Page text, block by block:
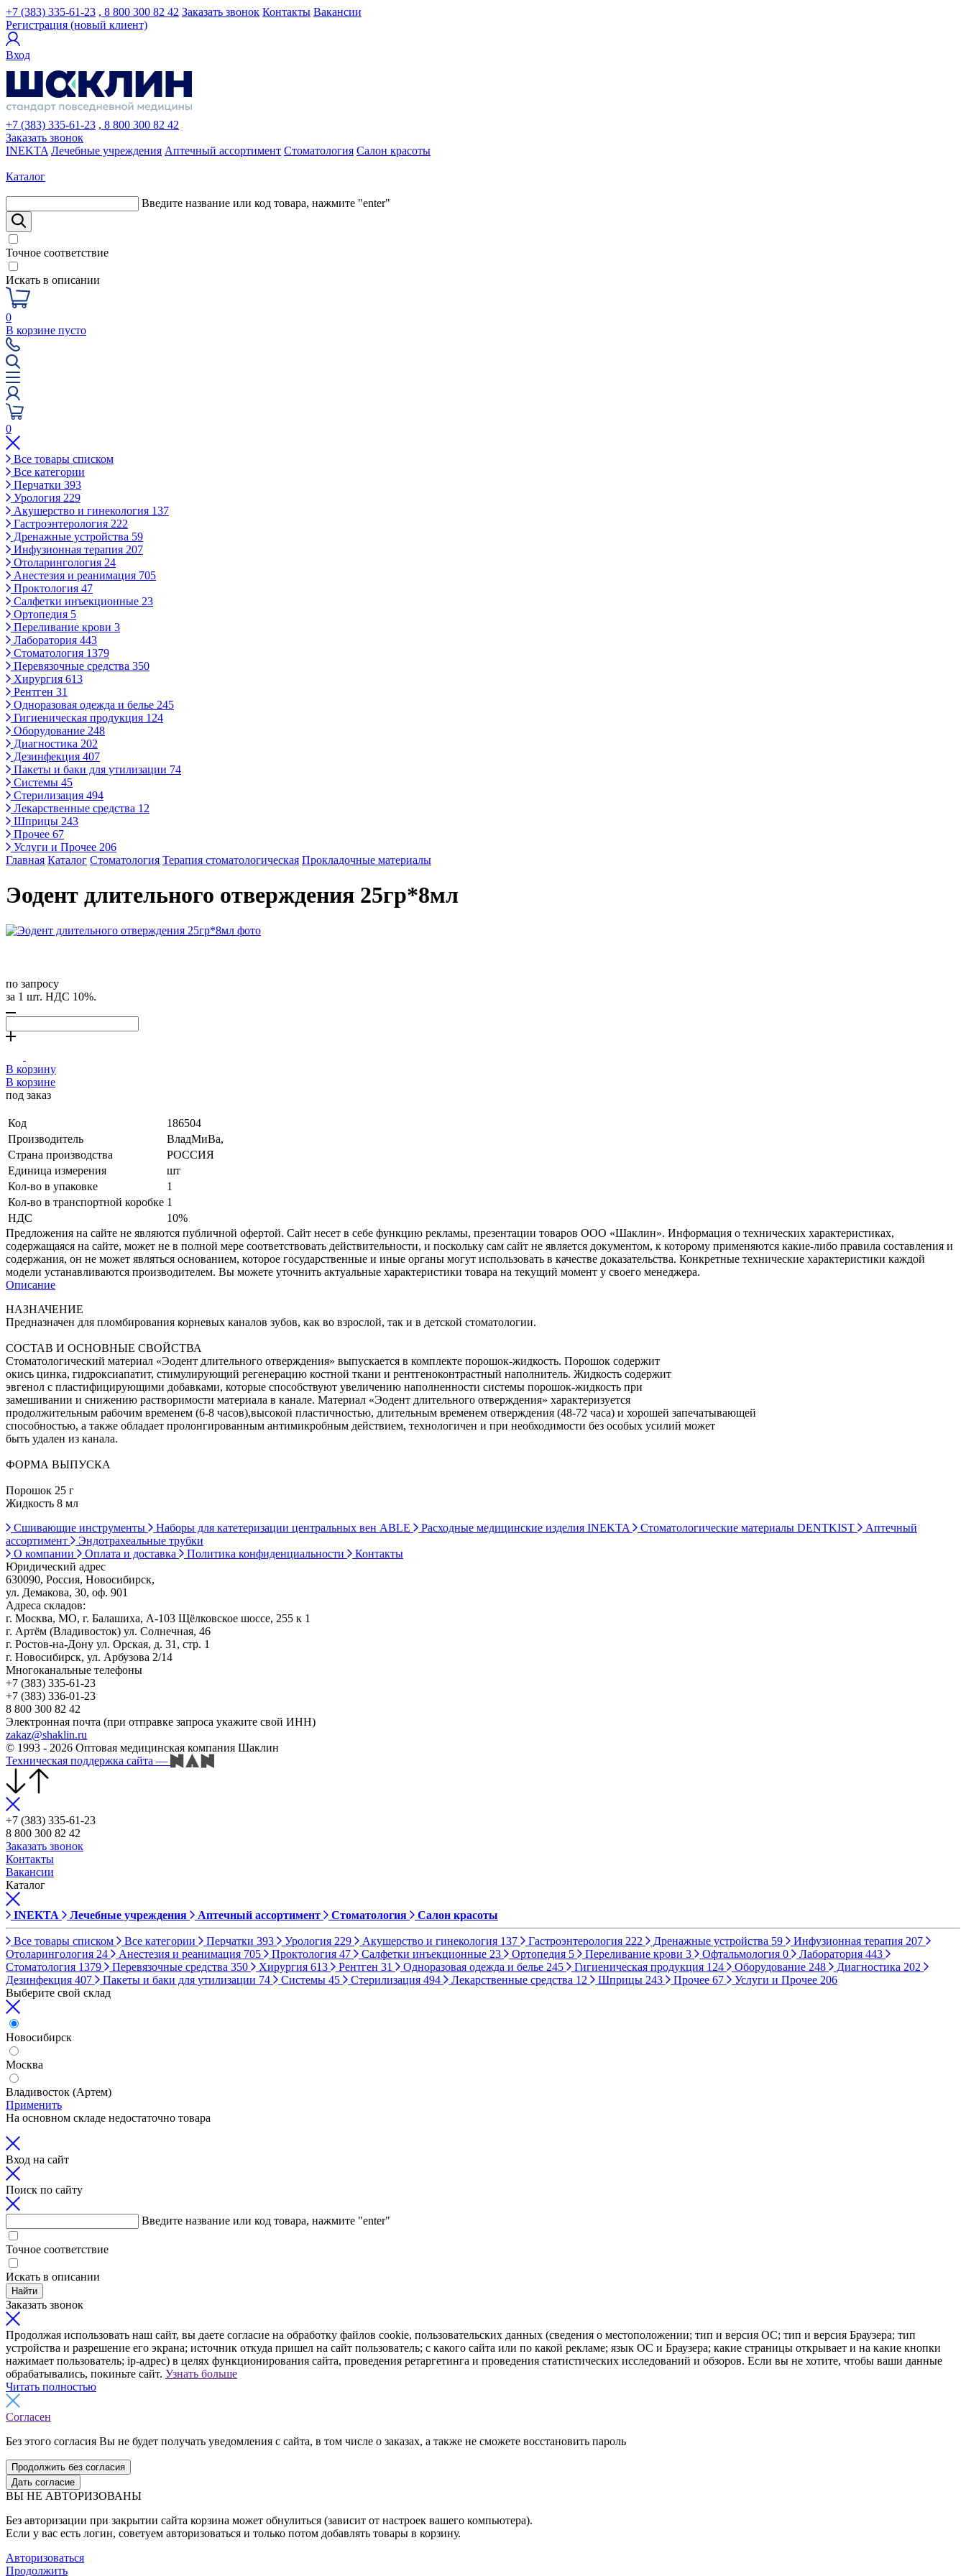
+7 (383) 335-61-23 , 8 800 300 82 42 Заказать звонок Контакты Вакансии
Регистрация (новый клиент)
Вход
+7 (383) 335-61-23 , 8 800 300 82 42
Заказать звонок
INEKTA Лечебные учреждения Аптечный ассортимент Стоматология Салон красоты
Каталог
Введите название или код товара, нажмите "enter"
Точное соответствие
Искать в описании
0
В корзине пусто
0
Все товары списком
Все категории
Перчатки 393
Урология 229
Акушерство и гинекология 137
Гастроэнтерология 222
Дренажные устройства 59
Инфузионная терапия 207
Отоларингология 24
Анестезия и реанимация 705
Проктология 47
Салфетки инъекционные 23
Ортопедия 5
Переливание крови 3
Лаборатория 443
Стоматология 1379
Перевязочные средства 350
Хирургия 613
Рентген 31
Одноразовая одежда и белье 245
Гигиеническая продукция 124
Оборудование 248
Диагностика 202
Дезинфекция 407
Пакеты и баки для утилизации 74
Системы 45
Стерилизация 494
Лекарственные средства 12
Шприцы 243
Прочее 67
Услуги и Прочее 206
Главная Каталог Стоматология Терапия стоматологическая Прокладочные материалы
Эодент длительного отверждения 25гр*8мл
по запросу
за 1 шт. НДС 10%.
В корзину
В корзине
под заказ
Код
186504
Производитель
ВладМиВа,
Страна производства
РОССИЯ
Единица измерения
шт
Кол-во в упаковке
1
Кол-во в транспортной коробке 1
НДС
10%
Предложения на сайте не являются публичной офертой. Сайт несет в себе функцию рекламы, презентации товаров ООО «Шаклин». Информация о технических характеристиках,
содержащаяся на сайте, может не в полной мере соответствовать действительности, и поскольку сам сайт не является документом, к которому применяются какие-либо правила составления и
содержания, он не может являться основанием, которое государственные и иные органы могут использовать в качестве доказательства. Конкретные технические характеристики каждой
модели устанавливаются производителем. Вы можете уточнить актуальные характеристики товара на текущий момент у своего менеджера.
Описание
НАЗНАЧЕНИЕ
Предназначен для пломбирования корневых каналов зубов, как во взрослой, так и в детской стоматологии.
СОСТАВ И ОСНОВНЫЕ СВОЙСТВА
Стоматологический материал «Эодент длительного отверждения» выпускается в комплекте порошок-жидкость. Порошок содержит
окись цинка, гидроксиапатит, стимулирующий регенерацию костной ткани и рентгеноконтрастный наполнитель. Жидкость содержит
эвгенол с пластифицирующими добавками, которые способствуют увеличению наполненности системы порошок-жидкость при
замешивании и снижению растворимости материала в канале. Материал «Эодент длительного отверждения» характеризуется
продолжительным рабочим временем (6-8 часов),высокой пластичностью, длительным временем отверждения (48-72 часа) и хорошей запечатывающей
способностью, а также обладает пролонгированным антимикробным действием, технологичен и при необходимости без особых усилий может
быть удален из канала.
ФОРМА ВЫПУСКА
Порошок 25 г
Жидкость 8 мл
Сшивающие инструменты
Наборы для катетеризации центральных вен ABLE Расходные медицинские изделия INEKTA Стоматологические материалы DENTKIST
Аптечный
ассортимент
Эндотрахеальные трубки
О компании
Оплата и доставка Политика конфиденциальности
Контакты
Юридический адрес
630090, Россия, Новосибирск,
ул. Демакова, 30, оф. 901
Адреса складов:
г. Москва, МО, г. Балашиха, А-103 Щёлковское шоссе, 255 к 1
г. Артём (Владивосток) ул. Солнечная, 46
г. Ростов-на-Дону ул. Орская, д. 31, стр. 1
г. Новосибирск, ул. Арбузова 2/14
Многоканальные телефоны
+7 (383) 335-61-23
+7 (383) 336-01-23
8 800 300 82 42
Электронная почта (при отправке запроса укажите свой ИНН)
zakaz@shaklin.ru
© 1993 - 2026 Оптовая медицинская компания Шаклин
Техническая поддержка сайта —
+7 (383) 335-61-23
8 800 300 82 42
Заказать звонок
Контакты
Вакансии
Каталог
INEKTA Лечебные учреждения Аптечный ассортимент Стоматология Салон красоты
Все товары списком Все категории Перчатки 393 Урология 229 Акушерство и гинекология 137 Гастроэнтерология 222 Дренажные устройства 59 Инфузионная терапия 207
Отоларингология 24 Анестезия и реанимация 705 Проктология 47 Салфетки инъекционные 23 Ортопедия 5 Переливание крови 3 Офтальмология 0 Лаборатория 443
Стоматология 1379 Перевязочные средства 350 Хирургия 613 Рентген 31 Одноразовая одежда и белье 245 Гигиеническая продукция 124 Оборудование 248 Диагностика 202
Дезинфекция 407 Пакеты и баки для утилизации 74 Системы 45 Стерилизация 494 Лекарственные средства 12 Шприцы 243 Прочее 67 Услуги и Прочее 206
Выберите свой склад
Новосибирск
Москва
Владивосток (Артем)
Применить
На основном складе недостаточно товара
Вход на сайт
Поиск по сайту
Введите название или код товара, нажмите "enter"
Точное соответствие
Искать в описании
Найти
Заказать звонок
Продолжая использовать наш сайт, вы даете согласие на обработку файлов cookie, пользовательских данных (сведения о местоположении; тип и версия ОС; тип и версия Браузера; тип
устройства и разрешение его экрана; источник откуда пришел на сайт пользователь; с какого сайта или по какой рекламе; язык ОС и Браузера; какие страницы открывает и на какие кнопки
нажимает пользователь; ip-адрес) в целях функционирования сайта, проведения ретаргетинга и проведения статистических исследований и обзоров. Если вы не хотите, чтобы ваши данные
обрабатывались, покиньте сайт. Узнать больше
Читать полностью
Согласен
Без этого согласия Вы не будет получать уведомления с сайта, в том числе о заказах, а также не сможете восстановить пароль
Продолжить без согласия
Дать согласие
ВЫ НЕ АВТОРИЗОВАНЫ
Без авторизации при закрытии сайта корзина может обнулиться (зависит от настроек вашего компьютера).
Если у вас есть логин, советуем авторизоваться и только потом добавлять товары в корзину.
Авторизоваться
Продолжить